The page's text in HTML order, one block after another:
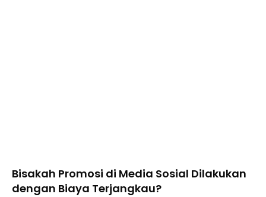
Bisakah Promosi di Media Sosial Dilakukan
dengan Biaya Terjangkau?